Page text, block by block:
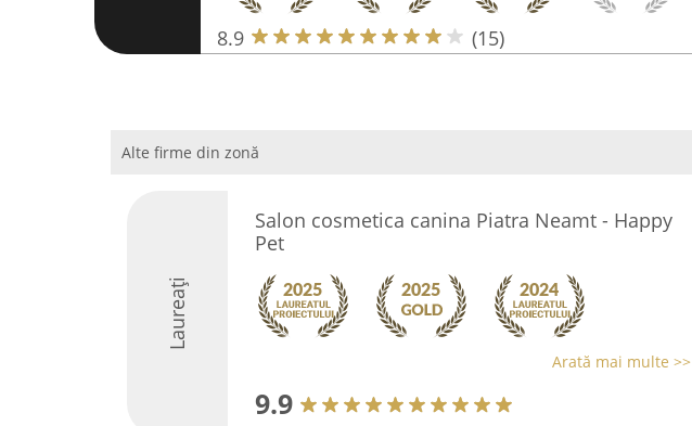
8.9 (15)
Alte firme din zonă
Laureați
Salon cosmetica canina Piatra Neamt - Happy
Pet
Arată mai multe >>
9.9